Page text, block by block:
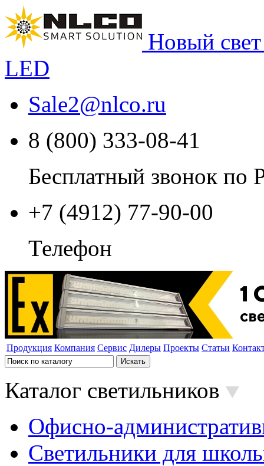
Новый
LED
Sale2@nlco.ru
8 (800) 333-08-41
Бесплатный звонок по
+7 (4912) 77-90-00
Телефон
Продукция Компания Сервис Дилеры Проекты Статьи
Каталог светильников
Офисно-
Светильники для